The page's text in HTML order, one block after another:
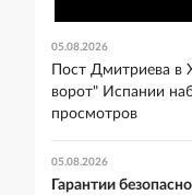
05.08.2026
Пост Дмитриева в
ворот" Испании
просмотров
05.08.2026
Гарантии